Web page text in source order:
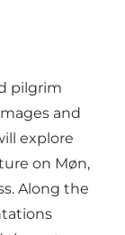
pilgrim
and
explore
on Møn,
Along the